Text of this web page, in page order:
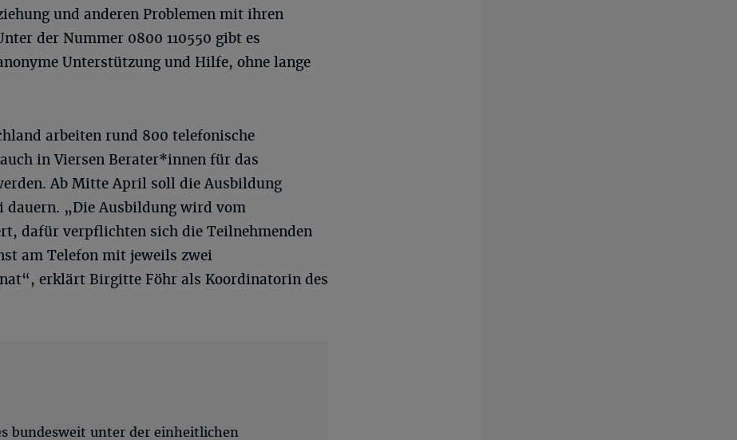
und anderen Problemen mit ihren
der Nummer 0800 110550 gibt es
Unterstützung und Hilfe, ohne lange
arbeiten rund 800 telefonische
in Viersen Berater*innen für das
Ab Mitte April soll die Ausbildung
dauern. „Die Ausbildung wird vom
dafür verpflichten sich die Teilnehmenden
am Telefon mit jeweils zwei
erklärt Birgitte Föhr als Koordinatorin des
bundesweit unter der einheitlichen